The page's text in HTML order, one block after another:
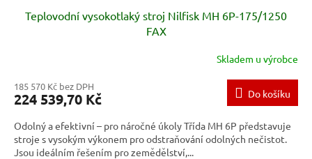
Teplovodní vysokotlaký stroj Nilfisk MH 6P-175/1250
FAX
Skladem u výrobce
185 570 Kč bez DPH
224 539,70 Kč Do košíku
Odolný a efektivní – pro náročné úkoly Třída MH 6P představuje
stroje s vysokým výkonem pro odstraňování odolných nečistot.
Jsou ideálním řešením pro zemědělství,...